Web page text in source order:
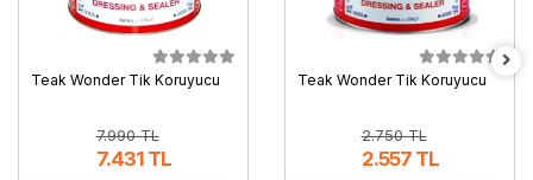
Teak Wonder Tik Koruyucu
7.990 TL
7.431 TL
Teak Wonder Tik Koruyucu
2.750 TL
2.557 TL